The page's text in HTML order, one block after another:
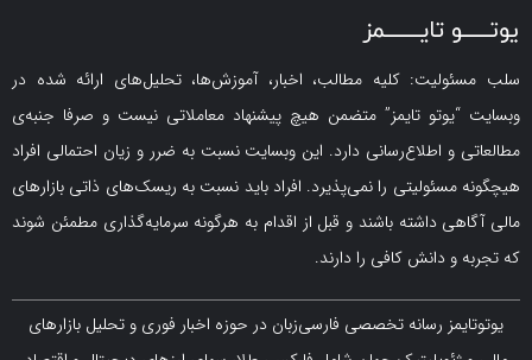
کلیه مطالب، اخبار، آموزش‌ها، تحلیل‌های ارائه شده در
تایمز” متضمن هیچ پیشنهاد معاملاتی نیست و صرفا جنبه‌ی
اطلاع‌رسانی دارد. این وبسایت نسبت به ضرر و زیان احتمالی افراد
را نمی‌پذیرد. افراد باید نسبت به ریسک‌های ذاتی بازارهای
داشته باشند و قبل از اقدام به هرگونه سرمایه‌گذاری مطمئن شوند
دانش کافی را دارند.
رسانه تخصصی فارسی‌زبان در حوزه اخبار فوری و تحلیل بازارهای